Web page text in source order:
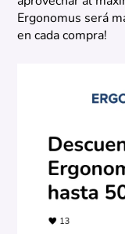
Ergonomus será
en cada compra!